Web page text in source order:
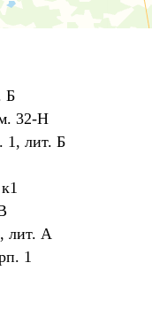
Б
32-Н
1, лит. Б
лит. А
1